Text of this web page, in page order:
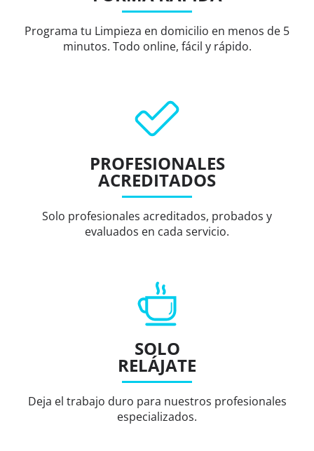
Programa tu Limpieza en domicilio en menos de 5
minutos. Todo online, fácil y rápido.
PROFESIONALES
ACREDITADOS
Solo profesionales acreditados, probados y
evaluados en cada servicio.
SOLO
RELÁJATE
Deja el trabajo duro para nuestros profesionales
especializados.